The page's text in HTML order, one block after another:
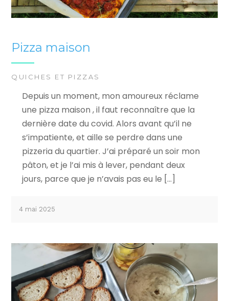
Pizza maison
QUICHES ET PIZZAS
Depuis un moment, mon amoureux réclame
une pizza maison , il faut reconnaître que la
dernière date du covid. Alors avant qu’il ne
s’impatiente, et aille se perdre dans une
pizzeria du quartier. J’ai préparé un soir mon
pâton, et je l’ai mis à lever, pendant deux
jours, parce que je n’avais pas eu le […]
4 mai 2025